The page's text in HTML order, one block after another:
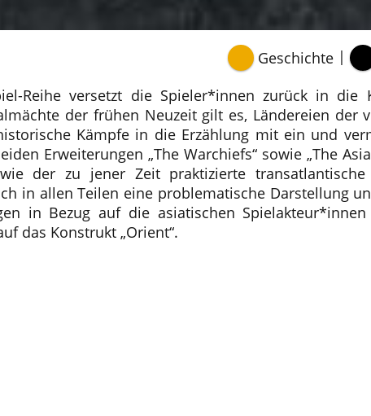
Geschichte |
Reihe versetzt die Spieler*innen zurück in die
der frühen Neuzeit gilt es, Ländereien der
Kämpfe in die Erzählung mit ein und
Erweiterungen „The Warchiefs“ sowie „The
der zu jener Zeit praktizierte
in allen Teilen eine problematische Darstellung
in Bezug auf die asiatischen
das Konstrukt „Orient“.